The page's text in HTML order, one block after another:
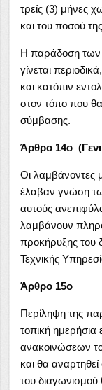
τρείς (3) μήνες
και του ποσού
Η παράδοση των
γίνεται
και κατόπιν
στον τόπο που θα
σύμβασης.
Άρθρο 14ο
Οι λαμβάνοντες
έλαβαν γνώση
αυτούς
λαμβάνουν
προκήρυξης του
Τεχνικής
Άρθρο 15ο
Περίληψη της
τοπική ημερήσια
ανακοινώσεων
και θα
του